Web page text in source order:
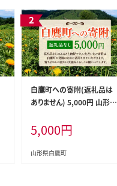
白鷹町への寄附(返礼品は
ありません) 5,000円 山形県
5,000円
山形県白鷹町